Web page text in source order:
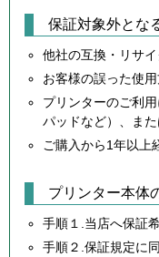
保証対象外とな
他社の互換・リサ
お客様の誤った使用
プリンターのご利
パッドなど）、ま
ご購入から1年以上
プリンター本体
手順１.当店へ保証
手順２.保証規定に